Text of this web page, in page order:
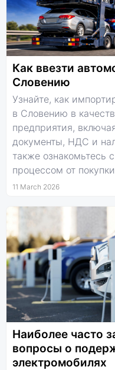
Как ввезти
Словению
Узнайте, как
в Словению в
предприятия,
документы, НДС и
также ознакомьтесь
процессом от
11 March 2026
Наиболее часто
вопросы о
электромобилях